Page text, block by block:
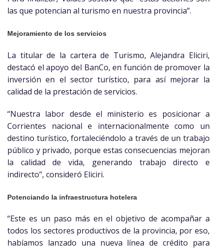
las que potencian al turismo en nuestra provincia”.
Mejoramiento de los servicios
La titular de la cartera de Turismo, Alejandra Eliciri,
destacó el apoyo del BanCo, en función de promover la
inversión en el sector turístico, para así mejorar la
calidad de la prestación de servicios.
“Nuestra labor desde el ministerio es posicionar a
Corrientes nacional e internacionalmente como un
destino turístico, fortaleciéndolo a través de un trabajo
público y privado, porque estas consecuencias mejoran
la calidad de vida, generando trabajo directo e
indirecto”, consideró Eliciri.
Potenciando la infraestructura hotelera
“Este es un paso más en el objetivo de acompañar a
todos los sectores productivos de la provincia, por eso,
habíamos lanzado una nueva línea de crédito para